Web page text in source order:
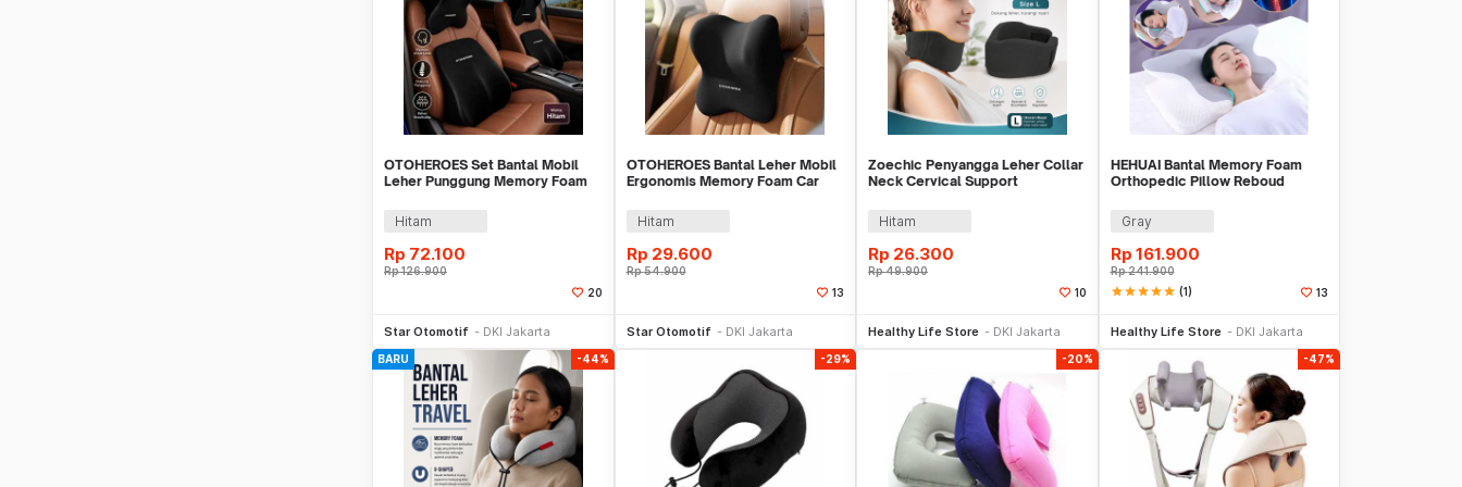
OTOHEROES Set Bantal Mobil
Leher Punggung Memory Foam
Hitam
Rp 72.100
Rp126.900
20
Star Otomotif DKI Jakarta
OTOHEROES Bantal Leher Mobil
Ergonomis Memory Foam Car
Hitam
Rp 29.600
Rp54.900
13
Star Otomotif DKI Jakarta
Zoechic Penyangga Leher Collar
Neck Cervical Support
Hitam
Rp 26.300
Rp49.900
10
Healthy Life Store DKI Jakarta
HEHUAI Bantal Memory Foam
Orthopedic Pillow Reboud
Gray
Rp 161.900
Rp241.900
starstarstarstarstar (1) 13
Healthy Life Store DKI Jakarta
BARU -44% -29% -20% -47%